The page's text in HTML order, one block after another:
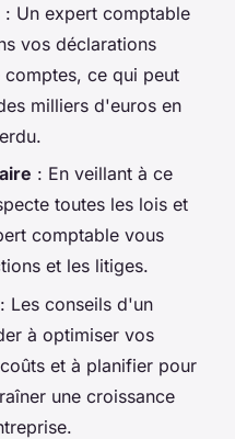
: Un expert comptable
vos déclarations
ce qui peut
milliers d'euros en
: En veillant à ce
toutes les lois et
comptable vous
et les litiges.
: Les conseils d'un
à optimiser vos
et à planifier pour
une croissance